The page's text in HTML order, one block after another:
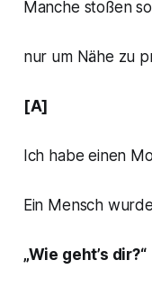
Manche stoßen
nur um Nähe zu
[A]
Ich habe einen
Ein Mensch
„Wie geht’s dir?“